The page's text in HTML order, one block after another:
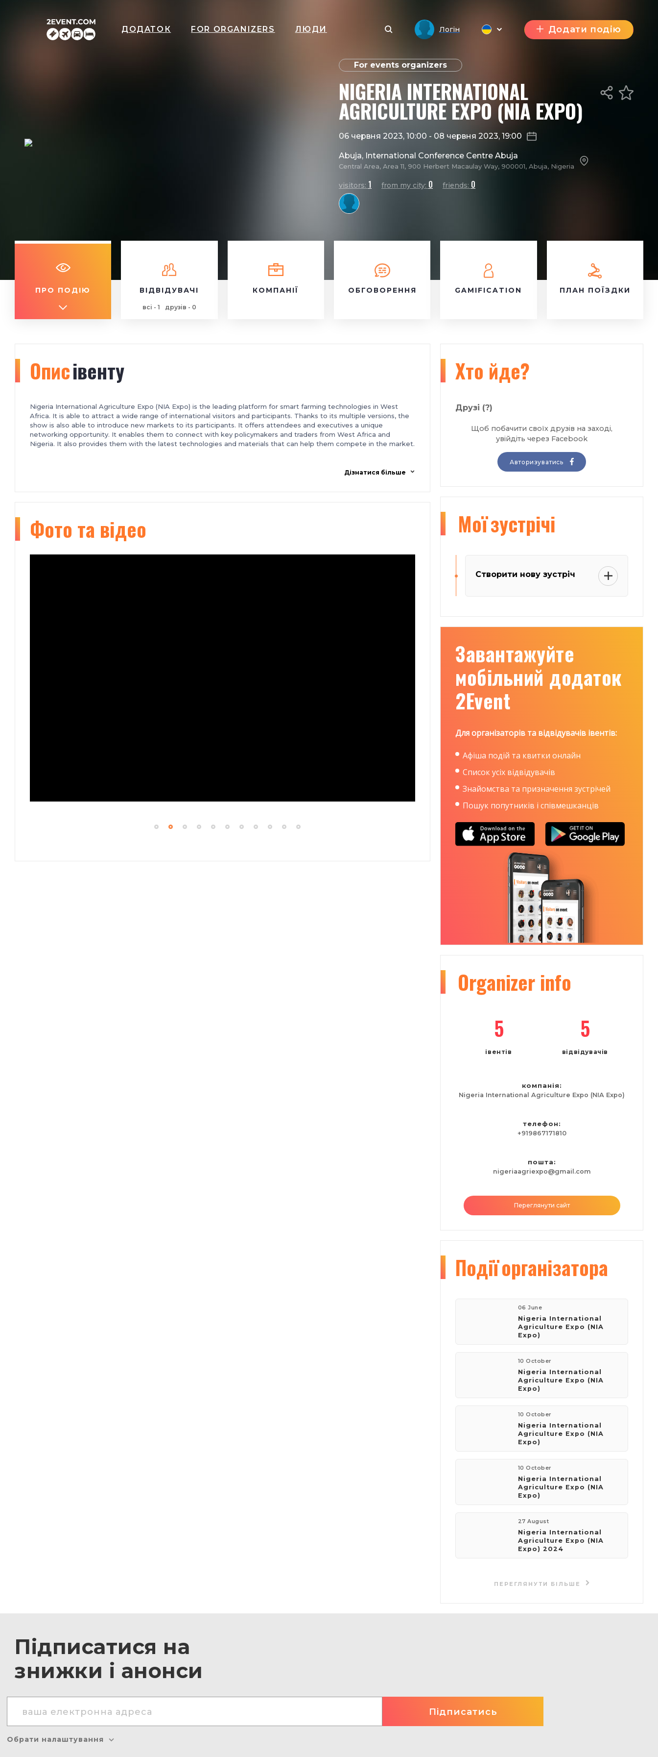
ДОДАТОК FOR ORGANIZERS ЛЮДИ Логін Додати подію
For events organizers
NIGERIA INTERNATIONAL
AGRICULTURE EXPO (NIA EXPO)
06 червня 2023, 10:00 - 08 червня 2023, 19:00
Abuja, International Conference Centre Abuja
Central Area, Area 11, 900 Herbert Macaulay Way, 900001, Abuja, Nigeria
visitors: 1 from my city: 0 friends: 0
ПРО ПОДІЮ ВІДВІДУВАЧІ
всі - 1 друзів - 0
КОМПАНІЇ ОБГОВОРЕННЯ GAMIFICATION ПЛАН ПОЇЗДКИ
Описівенту
Nigeria International Agriculture Expo (NIA Expo) is the leading platform for smart farming technologies in West
Africa. It is able to attract a wide range of international visitors and participants. Thanks to its multiple versions, the
show is also able to introduce new markets to its participants. It offers attendees and executives a unique
networking opportunity. It enables them to connect with key policymakers and traders from West Africa and
Nigeria. It also provides them with the latest technologies and materials that can help them compete in the market.
Дізнатися більше
Фото та відео
Хто йде?
Друзі (?)
Щоб побачити своїх друзів на заході,
увійдіть через Facebook
Авторизуватись
Моїзустрічі
Створити нову зустріч
Завантажуйте
мобільний додаток
2Event
Для організаторів та відвідувачів івентів:
Афіша подій та квитки онлайн
Список усіх відвідувачів
Знайомства та призначення зустрічей
Пошук попутників і співмешканців
Organizer info
5
івентів
5
відвідувачів
компанія:
Nigeria International Agriculture Expo (NIA Expo)
телефон:
+919867171810
пошта:
nigeriaagriexpo@gmail.com
Переглянути сайт
Подіїорганізатора
06 June
Nigeria International
Agriculture Expo (NIA
Expo)
10 October
Nigeria International
Agriculture Expo (NIA
Expo)
10 October
Nigeria International
Agriculture Expo (NIA
Expo)
10 October
Nigeria International
Agriculture Expo (NIA
Expo)
27 August
Nigeria International
Agriculture Expo (NIA
Expo) 2024
ПЕРЕГЛЯНУТИ БІЛЬШЕ
Підписатися на
знижки і анонси
Обрати налаштування